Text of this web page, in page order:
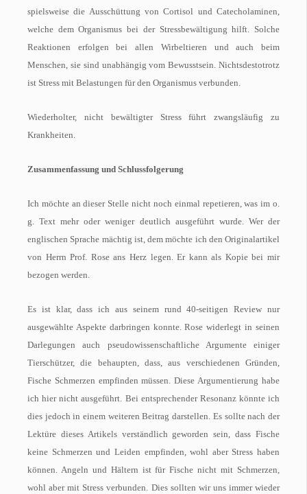
spielsweise die Ausschüttung von Cortisol und Catecholaminen,
welche dem Organismus bei der Stressbewältigung hilft. Solche
Reaktionen erfolgen bei allen Wirbeltieren und auch beim
Menschen, sie sind unabhängig vom Bewusstsein. Nichtsdestotrotz
ist Stress mit Belastungen für den Organismus verbunden.
Wiederholter, nicht bewältigter Stress führt zwangsläufig zu
Krankheiten.
Zusammenfassung und Schlussfolgerung
Ich möchte an dieser Stelle nicht noch einmal repetieren, was im o.
g. Text mehr oder weniger deutlich ausgeführt wurde. Wer der
englischen Sprache mächtig ist, dem möchte ich den Originalartikel
von Herrn Prof. Rose ans Herz legen. Er kann als Kopie bei mir
bezogen werden.
Es ist klar, dass ich aus seinem rund 40-seitigen Review nur
ausgewählte Aspekte darbringen konnte. Rose widerlegt in seinen
Darlegungen auch pseudowissenschaftliche Argumente einiger
Tierschützer, die behaupten, dass, aus verschiedenen Gründen,
Fische Schmerzen empfinden müssen. Diese Argumentierung habe
ich hier nicht ausgeführt. Bei entsprechender Resonanz könnte ich
dies jedoch in einem weiteren Beitrag darstellen. Es sollte nach der
Lektüre dieses Artikels verständlich geworden sein, dass Fische
keine Schmerzen und Leiden empfinden, wohl aber Stress haben
können. Angeln und Hältern ist für Fische nicht mit Schmerzen,
wohl aber mit Stress verbunden. Dies sollten wir uns immer wieder